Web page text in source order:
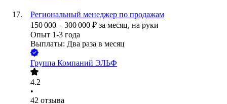
Региональный менеджер по продажам
150 000 – 300 000 ₽ за месяц, на руки
Опыт 1-3 года
Выплаты: Два раза в месяц
Группа Компаний ЭЛЬФ
4.2
•
42 отзыва